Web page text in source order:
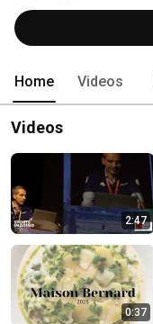
Home Videos
Videos
2:47
0:37